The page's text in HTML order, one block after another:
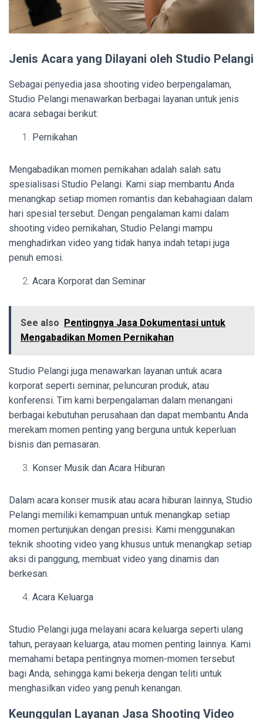
Jenis Acara yang Dilayani oleh Studio Pelangi
Sebagai penyedia jasa shooting video berpengalaman,
Studio Pelangi menawarkan berbagai layanan untuk jenis
acara sebagai berikut:
Pernikahan
Mengabadikan momen pernikahan adalah salah satu
spesialisasi Studio Pelangi. Kami siap membantu Anda
menangkap setiap momen romantis dan kebahagiaan dalam
hari spesial tersebut. Dengan pengalaman kami dalam
shooting video pernikahan, Studio Pelangi mampu
menghadirkan video yang tidak hanya indah tetapi juga
penuh emosi.
Acara Korporat dan Seminar
See also Pentingnya Jasa Dokumentasi untuk
Mengabadikan Momen Pernikahan
Studio Pelangi juga menawarkan layanan untuk acara
korporat seperti seminar, peluncuran produk, atau
konferensi. Tim kami berpengalaman dalam menangani
berbagai kebutuhan perusahaan dan dapat membantu Anda
merekam momen penting yang berguna untuk keperluan
bisnis dan pemasaran.
Konser Musik dan Acara Hiburan
Dalam acara konser musik atau acara hiburan lainnya, Studio
Pelangi memiliki kemampuan untuk menangkap setiap
momen pertunjukan dengan presisi. Kami menggunakan
teknik shooting video yang khusus untuk menangkap setiap
aksi di panggung, membuat video yang dinamis dan
berkesan.
Acara Keluarga
Studio Pelangi juga melayani acara keluarga seperti ulang
tahun, perayaan keluarga, atau momen penting lainnya. Kami
memahami betapa pentingnya momen-momen tersebut
bagi Anda, sehingga kami bekerja dengan teliti untuk
menghasilkan video yang penuh kenangan.
Keunggulan Layanan Jasa Shooting Video